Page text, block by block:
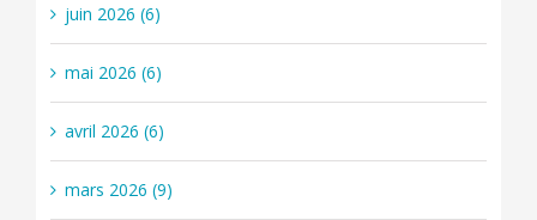
juin 2026 (6)
mai 2026 (6)
avril 2026 (6)
mars 2026 (9)